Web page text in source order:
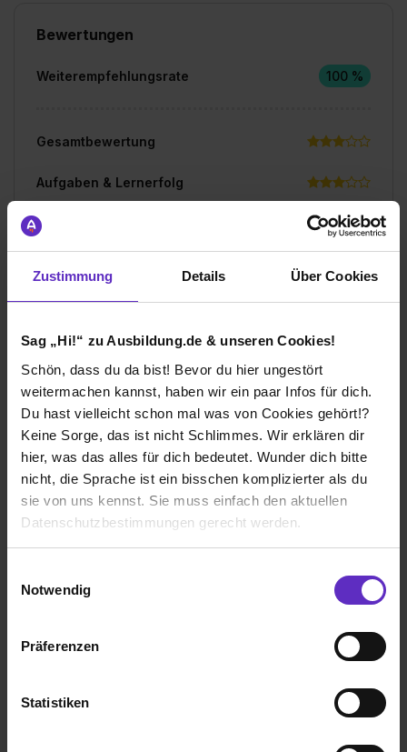
Zustimmung Details Über Cookies
Sag „Hi!“ zu Ausbildung.de & unseren Cookies!
Schön, dass du da bist! Bevor du hier ungestört
weitermachen kannst, haben wir ein paar Infos für dich.
Du hast vielleicht schon mal was von Cookies gehört!?
Keine Sorge, das ist nicht Schlimmes. Wir erklären dir
hier, was das alles für dich bedeutet. Wunder dich bitte
nicht, die Sprache ist ein bisschen komplizierter als du
sie von uns kennst. Sie muss einfach den aktuellen
Datenschutzbestimmungen gerecht werden.
Benutzung der Webseite getroffenen Einstellungen zu
Webseite zu analysieren („Statistiken“), um
Informationen zu deiner Verwendung unserer Website an
Notwendig
Präferenzen
Statistiken
Ich würde diese Firma
weiterempfehlen!
Wie gefällt dir die Ausbildung bei deiner
Firma?
als Azubi muss man sich oftmals beweisen um als volles
Mitglied eines Teams angenommen zu werden.
Wie gefällt dir dein Ausbildungsberuf?
Bewertungen
Weiterempfehlungsrate 100 %
Gesamtbewertung
Aufgaben & Lernerfolg
Spaßfaktor & Atmosphäre
Bewerte jetzt deine Ausbildung